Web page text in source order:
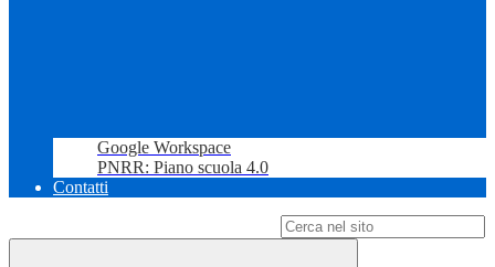
Google Workspace
PNRR: Piano scuola 4.0
Contatti